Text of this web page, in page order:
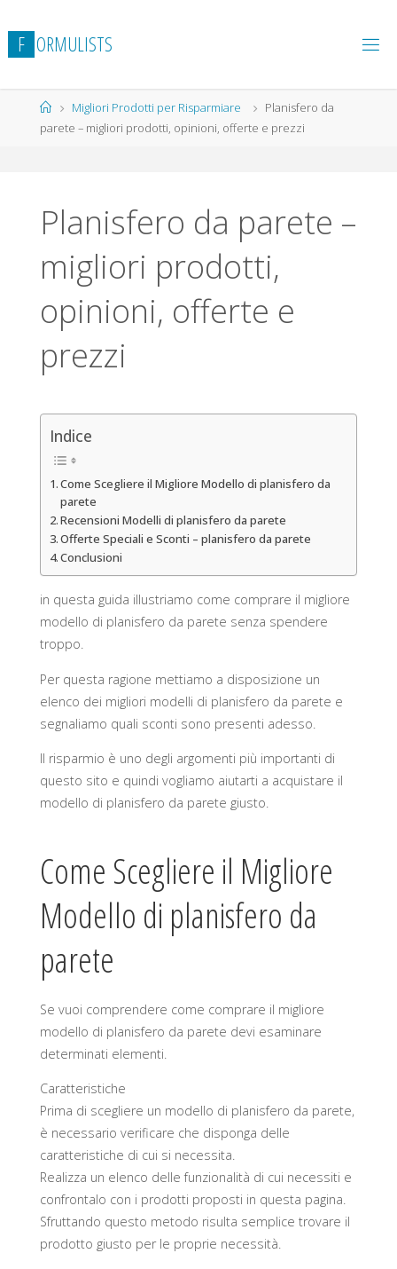
al
contenuto
F ORMULISTS
HomeMigliori Prodotti per Risparmiare
Planisfero da
parete – migliori prodotti, opinioni, offerte e prezzi
Planisfero da parete –
migliori prodotti,
opinioni, offerte e
prezzi
Indice
Come Scegliere il Migliore Modello di planisfero da
parete
Recensioni Modelli di planisfero da parete
Offerte Speciali e Sconti – planisfero da parete
Conclusioni
in questa guida illustriamo come comprare il migliore
modello di planisfero da parete senza spendere
troppo.
Per questa ragione mettiamo a disposizione un
elenco dei migliori modelli di planisfero da parete e
segnaliamo quali sconti sono presenti adesso.
Il risparmio è uno degli argomenti più importanti di
questo sito e quindi vogliamo aiutarti a acquistare il
modello di planisfero da parete giusto.
Come Scegliere il Migliore
Modello di planisfero da
parete
Se vuoi comprendere come comprare il migliore
modello di planisfero da parete devi esaminare
determinati elementi.
Caratteristiche
Prima di scegliere un modello di planisfero da parete,
è necessario verificare che disponga delle
caratteristiche di cui si necessita.
Realizza un elenco delle funzionalità di cui necessiti e
confrontalo con i prodotti proposti in questa pagina.
Sfruttando questo metodo risulta semplice trovare il
prodotto giusto per le proprie necessità.